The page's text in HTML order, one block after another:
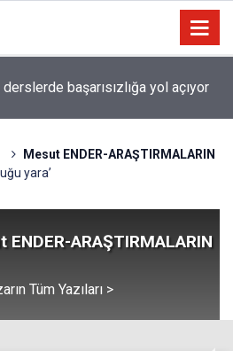
başarısızlığa yol açıyor
Mesut ENDER-ARAŞTIRMALARIN
yara’
ENDER-ARAŞTIRMALARIN
Tüm Yazıları >